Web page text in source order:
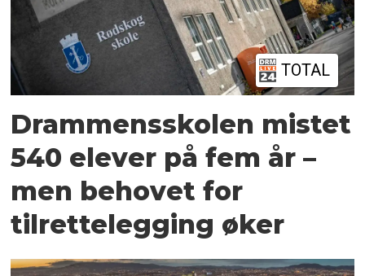
TOTAL
Drammensskolen mistet
540 elever på fem år –
men behovet for
tilrettelegging øker